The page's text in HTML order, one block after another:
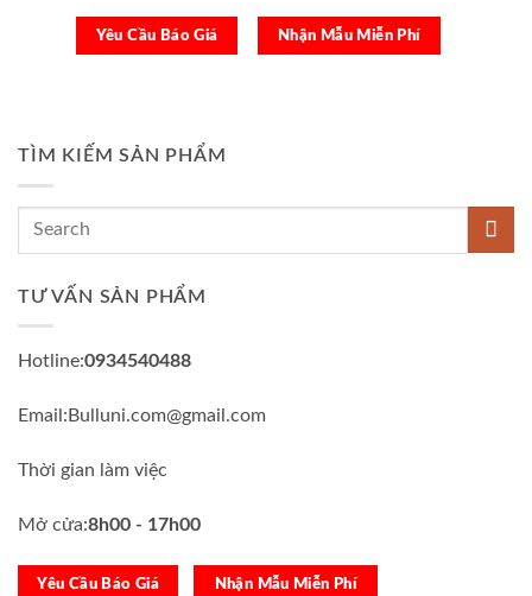
Yêu Cầu Báo Giá Nhận Mẫu Miễn Phí
TÌM KIẾM SẢN PHẨM
TƯ VẤN SẢN PHẨM
Hotline:0934540488
Email:Bulluni.com@gmail.com
Thời gian làm việc
Mở cửa:8h00 - 17h00
Yêu Cầu Báo Giá Nhận Mẫu Miễn Phí